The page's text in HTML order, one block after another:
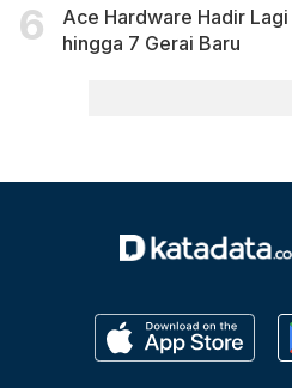
Ace Hardware Hadir
hingga 7 Gerai Baru